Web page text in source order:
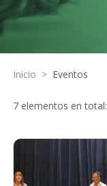
Inicio > Eventos
7 elementos en total: